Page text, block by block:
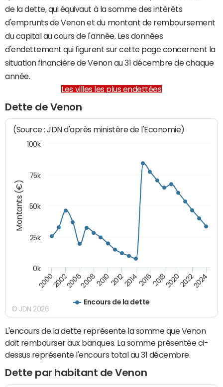
de la dette, qui équivaut à la somme des intérêts
d'emprunts de Venon et du montant de remboursement
du capital au cours de l'année. Les données
d'endettement qui figurent sur cette page concernent la
situation financière de Venon au 31 décembre de chaque
année.
Les villes les plus endettées
Dette de Venon
Montants (€)
(Source : JDN d'après ministère de l'Economie)
Encours de la dette
200020022006200820102012201420162018202020222024
0k
100k
25k
50k
75k
© JDN 2026
L'encours de la dette représente la somme que Venon
doit rembourser aux banques. La somme présentée ci-
dessus représente l'encours total au 31 décembre.
Dette par habitant de Venon